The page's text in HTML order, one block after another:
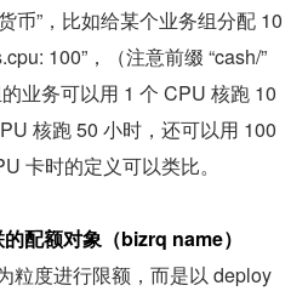
币”，比如给某个业务组分配 10
100”，（注意前缀 “cash/”
业务可以用 1 个 CPU 核跑 10
核跑 50 小时，还可以用 100
卡时的定义可以类比。
配额对象（bizrq name）
粒度进行限额，而是以 deploy